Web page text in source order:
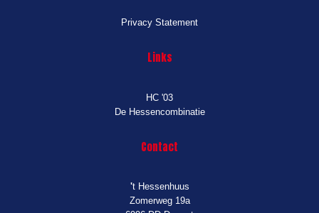
Privacy Statement
Links
HC '03
De Hessencombinatie
Contact
't Hessenhuus
Zomerweg 19a